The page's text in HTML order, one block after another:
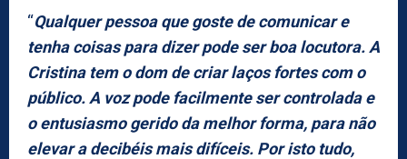
“Qualquer pessoa que goste de comunicar e
tenha coisas para dizer pode ser boa locutora. A
Cristina tem o dom de criar laços fortes com o
público. A voz pode facilmente ser controlada e
o entusiasmo gerido da melhor forma, para não
elevar a decibéis mais difíceis. Por isto tudo,